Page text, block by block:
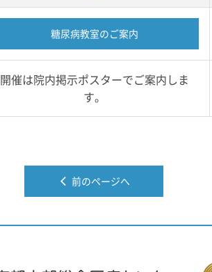
糖尿病教室のご案内
開催は院内掲示ポスターでご案内しま
す。
前のページへ